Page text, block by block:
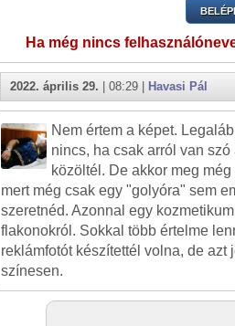
Ha még nincs
2022. április 29. | 08:29 | Havasi Pál
Nem értem a képet.
nincs, ha csak arról van
közöltél. De akkor meg
mert még csak egy "golyóra" sem
szeretnéd. Azonnal egy
flakonokról. Sokkal több értelme
reklámfotót készítettél volna, de azt
színesen.